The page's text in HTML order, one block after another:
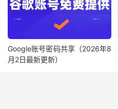
Google账号密码共享（2026年8
月2日最新更新）